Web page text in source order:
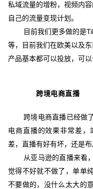
私域流量的增粉，视频内
自己的流量变现计划。
目前我们更多做的是
等，目前我们在欧美以及
产品基本都可以投放，可
跨境电商直播
跨境电商直播已经做
电商直播的效果非常差，
差，直播有好有坏，还是布
从亚马逊的直播来看
觉得不好就不做了，单单
不要做的，没什么太大的